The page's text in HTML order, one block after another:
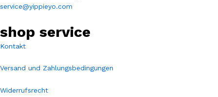
service@yippieyo.com
shop service
Kontakt
Versand und Zahlungsbedingungen
Widerrufsrecht